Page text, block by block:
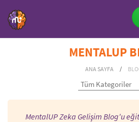
MENTALUP
ANA SAYFA /
MentalUP Zeka Gelişim Blog'u